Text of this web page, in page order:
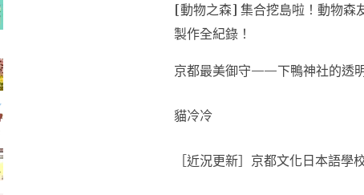
[動物之森] 集合挖島啦！動物森
製作全紀錄！
京都最美御守——下鴨神社的透
貓冷冷
［近況更新］京都文化日本語學